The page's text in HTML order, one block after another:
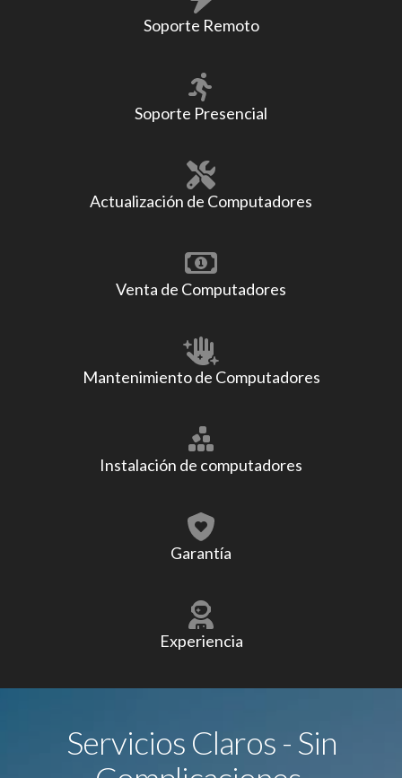
Soporte Remoto
Soporte Presencial
Actualización de Computadores
Venta de Computadores
Mantenimiento de Computadores
Instalación de computadores
Garantía
Experiencia
Servicios Claros - Sin